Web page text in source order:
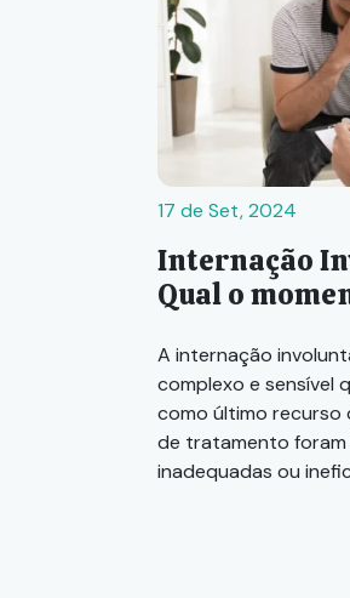
17 de Set, 2024
Internação
Qual o
A internação
complexo e sensível
como último
de tratamento foram
inadequadas ou